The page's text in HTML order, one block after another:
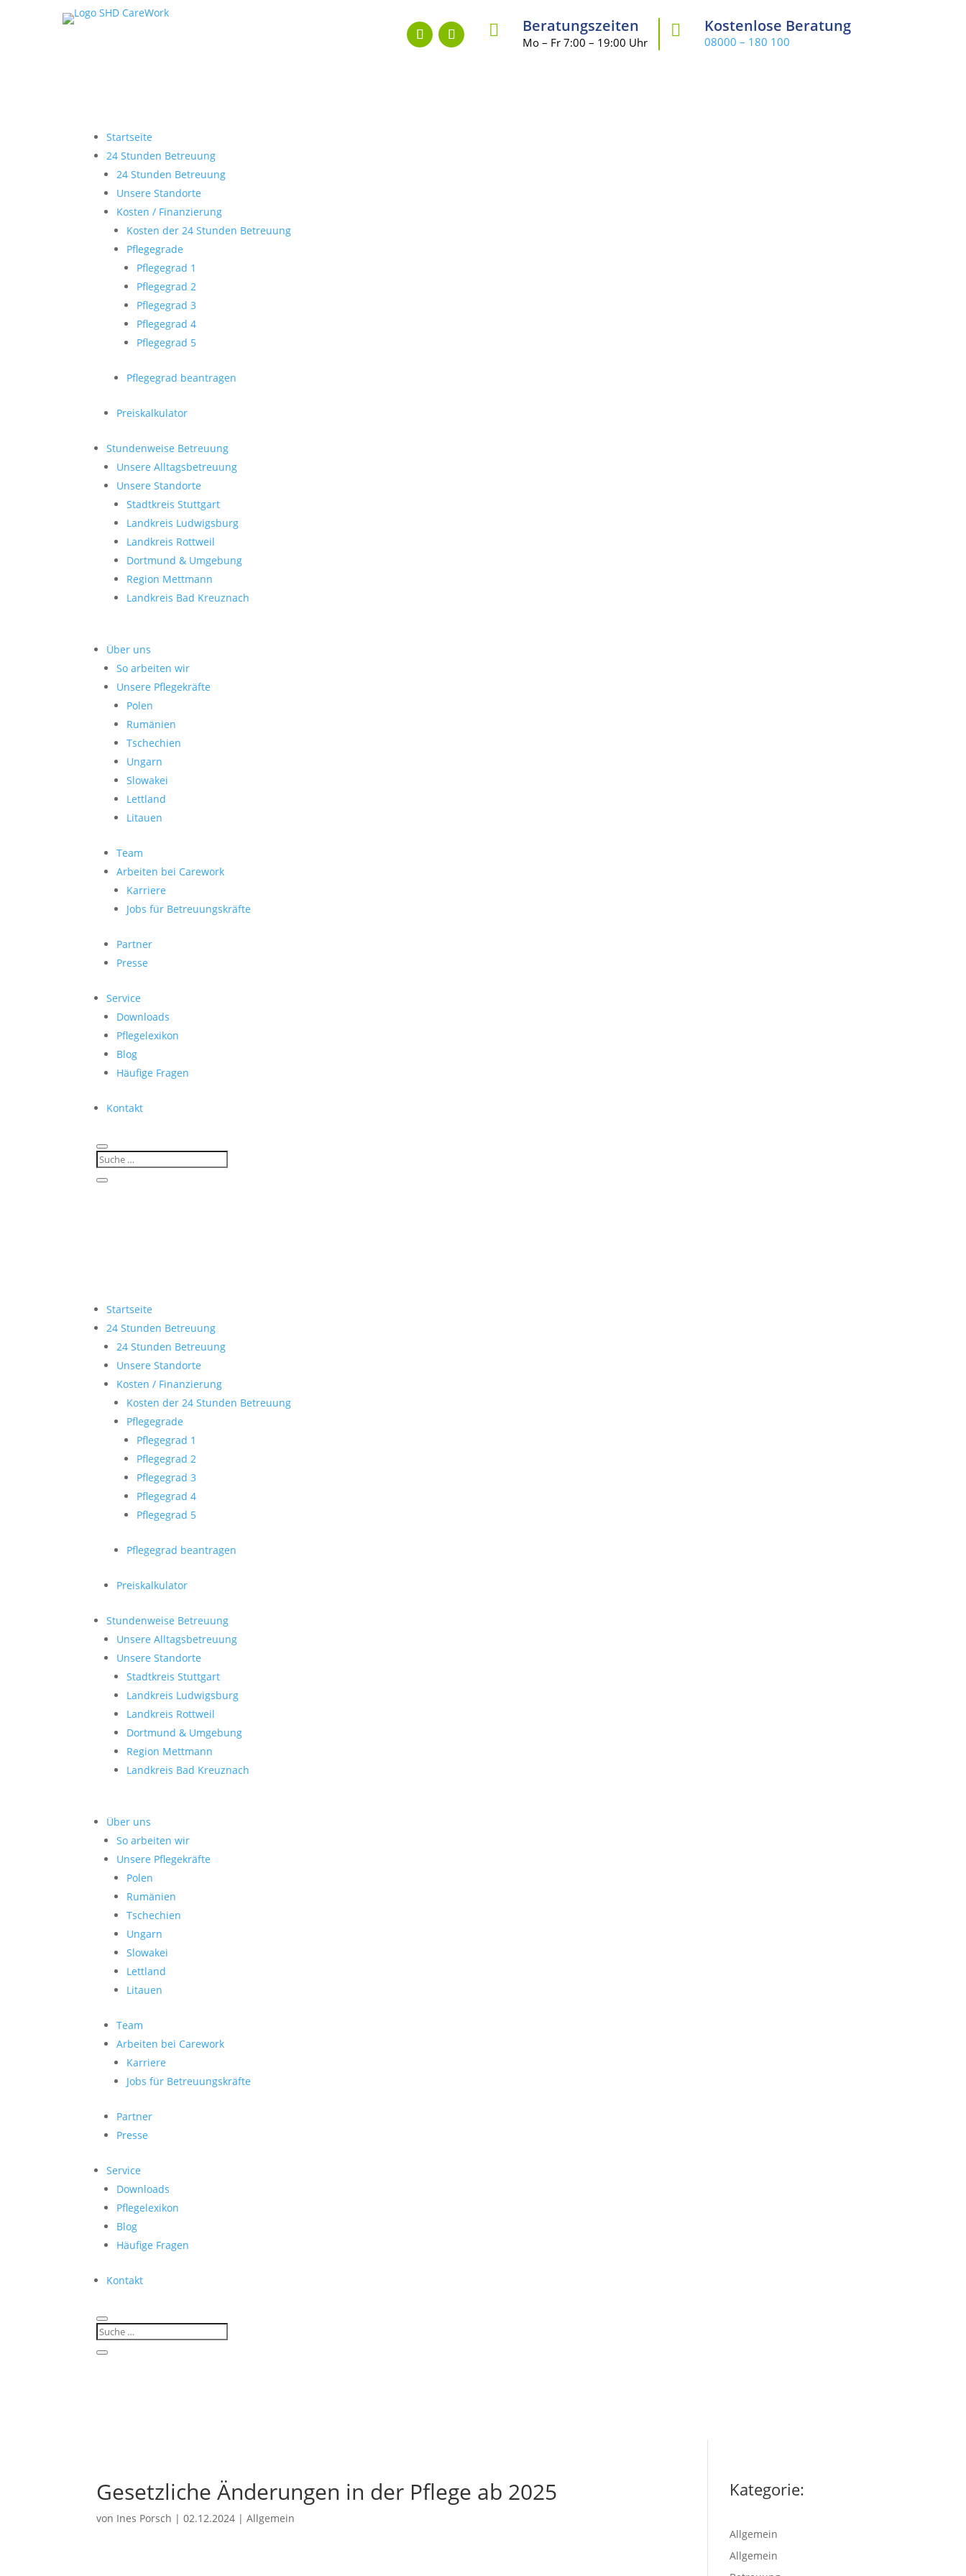
 Beratungszeiten
Mo – Fr 7:00 – 19:00 Uhr
 Kostenlose Beratung
08000 – 180 100
Startseite
24 Stunden Betreuung
24 Stunden Betreuung
Unsere Standorte
Kosten / Finanzierung
Kosten der 24 Stunden Betreuung
Pflegegrade
Pflegegrad 1
Pflegegrad 2
Pflegegrad 3
Pflegegrad 4
Pflegegrad 5
Pflegegrad beantragen
Preiskalkulator
Stundenweise Betreuung
Unsere Alltagsbetreuung
Unsere Standorte
Stadtkreis Stuttgart
Landkreis Ludwigsburg
Landkreis Rottweil
Dortmund & Umgebung
Region Mettmann
Landkreis Bad Kreuznach
Über uns
So arbeiten wir
Unsere Pflegekräfte
Polen
Rumänien
Tschechien
Ungarn
Slowakei
Lettland
Litauen
Team
Arbeiten bei Carework
Karriere
Jobs für Betreuungskräfte
Partner
Presse
Service
Downloads
Pflegelexikon
Blog
Häufige Fragen
Kontakt
Startseite
24 Stunden Betreuung
24 Stunden Betreuung
Unsere Standorte
Kosten / Finanzierung
Kosten der 24 Stunden Betreuung
Pflegegrade
Pflegegrad 1
Pflegegrad 2
Pflegegrad 3
Pflegegrad 4
Pflegegrad 5
Pflegegrad beantragen
Preiskalkulator
Stundenweise Betreuung
Unsere Alltagsbetreuung
Unsere Standorte
Stadtkreis Stuttgart
Landkreis Ludwigsburg
Landkreis Rottweil
Dortmund & Umgebung
Region Mettmann
Landkreis Bad Kreuznach
Über uns
So arbeiten wir
Unsere Pflegekräfte
Polen
Rumänien
Tschechien
Ungarn
Slowakei
Lettland
Litauen
Team
Arbeiten bei Carework
Karriere
Jobs für Betreuungskräfte
Partner
Presse
Service
Downloads
Pflegelexikon
Blog
Häufige Fragen
Kontakt
Gesetzliche Änderungen in der Pflege ab 2025
von Ines Porsch |02.12.2024 |Allgemein
Kategorie:
Allgemein
Allgemein